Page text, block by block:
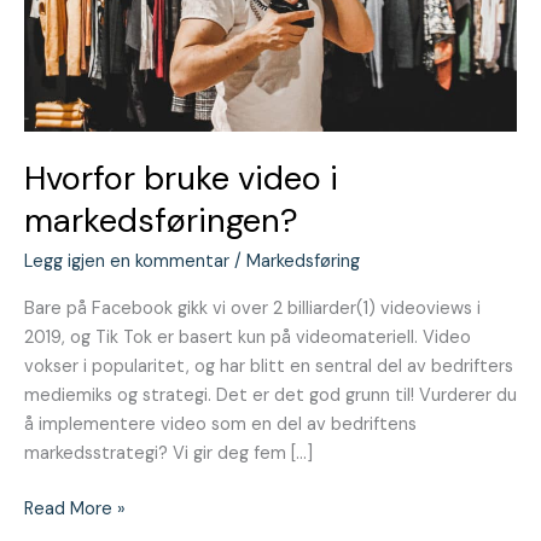
Hvorfor bruke video i
markedsføringen?⁠
Legg igjen en kommentar / Markedsføring
Bare på Facebook gikk vi over 2 billiarder(1) videoviews i
2019, og Tik Tok er basert kun på videomateriell. Video
vokser i popularitet, og har blitt en sentral del av bedrifters
mediemiks og strategi. Det er det god grunn til! Vurderer du
å implementere video som en del av bedriftens
markedsstrategi? Vi gir deg fem […]
Read More »